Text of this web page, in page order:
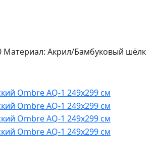
Материал: Акрил/Бамбуковый шёлк